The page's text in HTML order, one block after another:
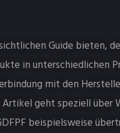
Guide bieten,
in unterschiedlichen
mit den
Artikel geht speziell
beispielsweise